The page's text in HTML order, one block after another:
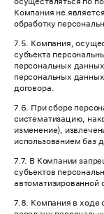
Компания не
обработку
7.5. Компания,
субъекта
персональных
персональных
договора.
7.6. При сборе
систематизацию,
изменение),
использованием баз
7.7. В Компании
субъектов
автоматизированной
7.8. Компания в ходе